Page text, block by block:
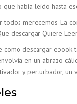
había leído hasta
merecemos. La
descargar Quiere
descargar
en un abrazo
y perturbador,